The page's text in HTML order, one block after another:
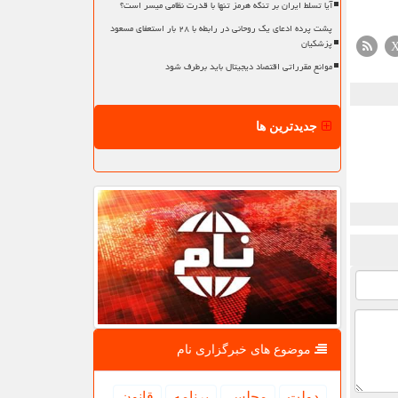
آیا تسلط ایران بر تنگه هرمز تنها با قدرت نظامی میسر است؟
پشت پرده ادعای یک روحانی در رابطه با ۲۸ بار استعفای مسعود
پزشکیان
موانع مقرراتی اقتصاد دیجیتال باید برطرف شود
جدیدترین ها
موضوع های خبرگزاری نام